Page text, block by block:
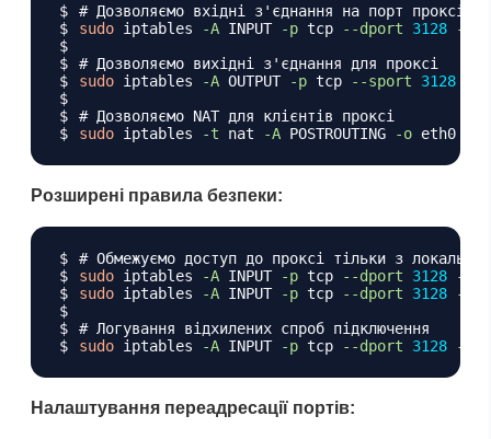
# Дозволяємо вхідні з'єднання на порт проксі
sudo iptables -A INPUT -p tcp --dport 3128
-j
# Дозволяємо вихідні з'єднання для проксі
sudo iptables -A OUTPUT -p tcp --sport 3128
# Дозволяємо NAT для клієнтів проксі
sudo iptables -t nat -A POSTROUTING -o eth0
Копіювати
Розширені правила безпеки:
# Обмежуємо доступ до проксі тільки з
sudo iptables -A INPUT -p tcp --dport 3128 -s
sudo iptables -A INPUT -p tcp --dport 3128
-j
# Логування відхилених спроб підключення
sudo iptables -A INPUT -p tcp --dport 3128 -j
Копіювати
Налаштування переадресації портів: